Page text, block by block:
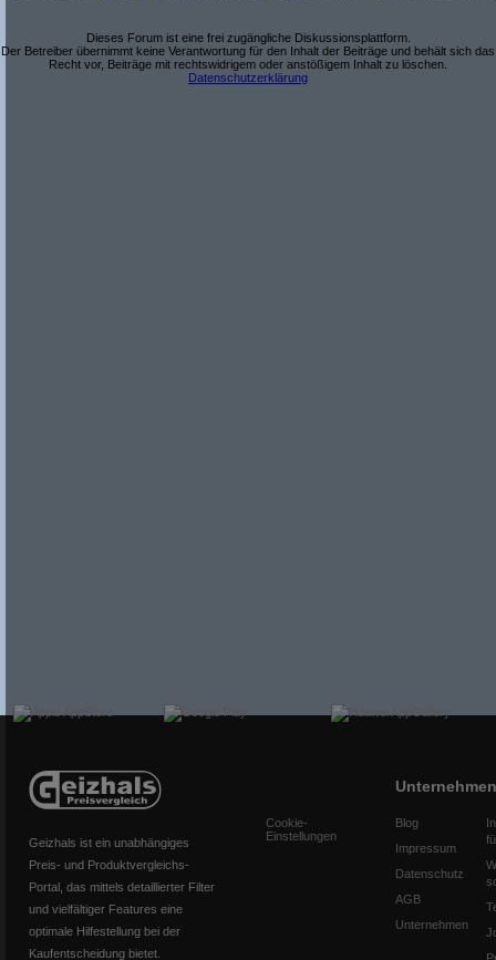
Dieses Forum ist eine frei zugängliche Diskussionsplattform.
Der Betreiber übernimmt keine Verantwortung für den Inhalt der Beiträge und behält sich das
Recht vor, Beiträge mit rechtswidrigem oder anstößigem Inhalt zu löschen.
Datenschutzerklärung
Geizhals ist ein unabhängiges
Preis- und Produktvergleichs-
Portal, das mittels detaillierter Filter
und vielfältiger Features eine
optimale Hilfestellung bei der
Kaufentscheidung bietet.
Cookie-
Einstellungen
Unternehmen
Blog
Impressum
Datenschutz
AGB
Unternehmen